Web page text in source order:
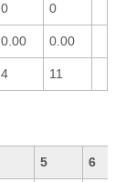
0 0
0.00 0.00
4 11
5 6